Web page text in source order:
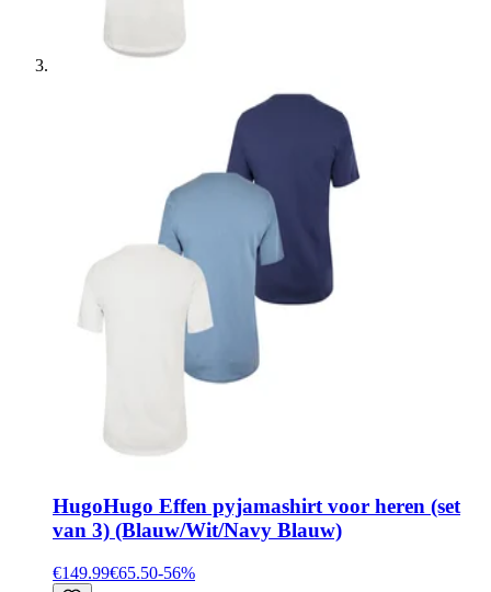
HugoHugo Effen pyjamashirt voor heren (set
van 3) (Blauw/Wit/Navy Blauw)
€149.99€65.50-56%